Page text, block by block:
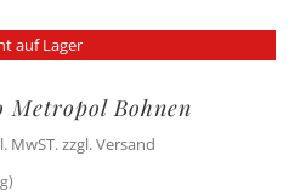
auf Lager
Metropol Bohnen
MwST. zzgl. Versand